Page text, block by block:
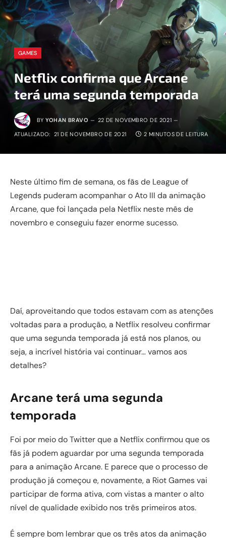
GAMES
Netflix confirma que Arcane
terá uma segunda temporada
BY YOHAN BRAVO 22 DE NOVEMBRO DE 2021
ATUALIZADO: 21 DE NOVEMBRO DE 2021 2 MINUTOS DE LEITURA
Neste último fim de semana, os fãs de League of
Legends puderam acompanhar o Ato III da animação
Arcane, que foi lançada pela Netflix neste mês de
novembro e conseguiu fazer enorme sucesso.
Daí, aproveitando que todos estavam com as atenções
voltadas para a produção, a Netflix resolveu confirmar
que uma segunda temporada já está nos planos, ou
seja, a incrível história vai continuar… vamos aos
detalhes?
Arcane terá uma segunda
temporada
Foi por meio do Twitter que a Netflix confirmou que os
fãs já podem aguardar por uma segunda temporada
para a animação Arcane. E parece que o processo de
produção já começou e, novamente, a Riot Games vai
participar de forma ativa, com vistas a manter o alto
nível de qualidade exibido nos três primeiros atos.
É sempre bom lembrar que os três atos da animação